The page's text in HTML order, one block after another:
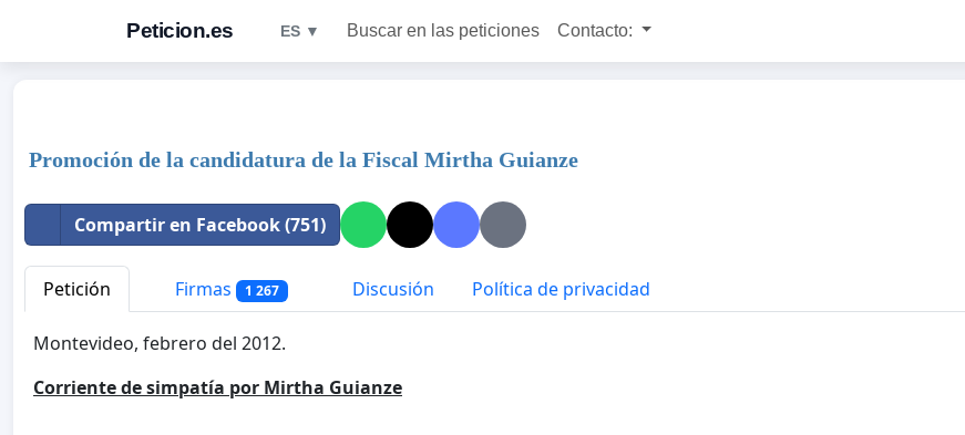
Peticion.es ES ▼ Buscar en las peticiones Contacto:
Promoción de la candidatura de la Fiscal Mirtha Guianze
Compartir en Facebook (751)
Petición Firmas 1 267 Discusión Política de privacidad
Montevideo, febrero del 2012.
Corriente de simpatía por Mirtha Guianze